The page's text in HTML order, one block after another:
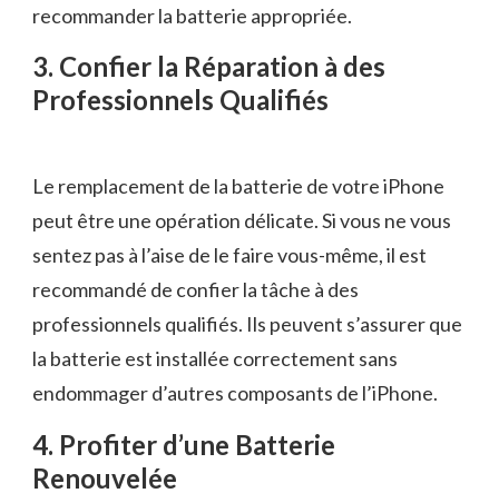
recommander la batterie appropriée.
3. Confier la Réparation à des
Professionnels Qualifiés
Le remplacement de la batterie de votre iPhone
peut être une opération délicate. Si vous ne vous
sentez pas à l’aise de le faire vous-même, il est
recommandé de confier la tâche à des
professionnels qualifiés. Ils peuvent s’assurer que
la batterie est installée correctement sans
endommager d’autres composants de l’iPhone.
4. Profiter d’une Batterie
Renouvelée